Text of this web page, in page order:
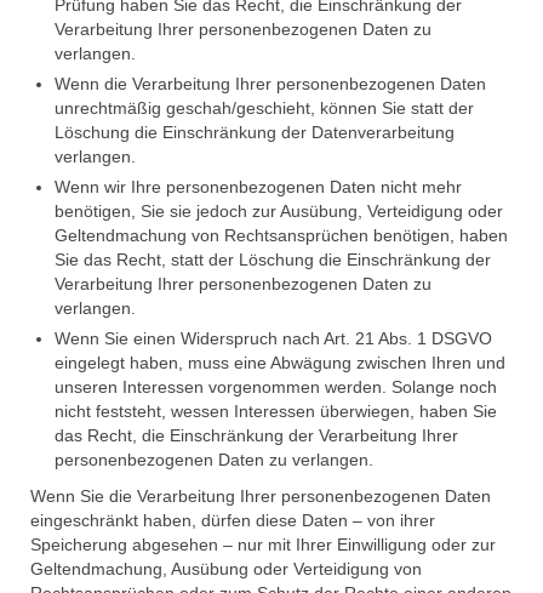
Prüfung haben Sie das Recht, die Einschränkung der
Verarbeitung Ihrer personenbezogenen Daten zu
verlangen.
Wenn die Verarbeitung Ihrer personenbezogenen Daten
unrechtmäßig geschah/geschieht, können Sie statt der
Löschung die Einschränkung der Datenverarbeitung
verlangen.
Wenn wir Ihre personenbezogenen Daten nicht mehr
benötigen, Sie sie jedoch zur Ausübung, Verteidigung oder
Geltendmachung von Rechtsansprüchen benötigen, haben
Sie das Recht, statt der Löschung die Einschränkung der
Verarbeitung Ihrer personenbezogenen Daten zu
verlangen.
Wenn Sie einen Widerspruch nach Art. 21 Abs. 1 DSGVO
eingelegt haben, muss eine Abwägung zwischen Ihren und
unseren Interessen vorgenommen werden. Solange noch
nicht feststeht, wessen Interessen überwiegen, haben Sie
das Recht, die Einschränkung der Verarbeitung Ihrer
personenbezogenen Daten zu verlangen.
Wenn Sie die Verarbeitung Ihrer personenbezogenen Daten
eingeschränkt haben, dürfen diese Daten – von ihrer
Speicherung abgesehen – nur mit Ihrer Einwilligung oder zur
Geltendmachung, Ausübung oder Verteidigung von